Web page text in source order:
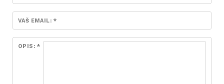
VAŠ EMAIL: *
OPIS: *